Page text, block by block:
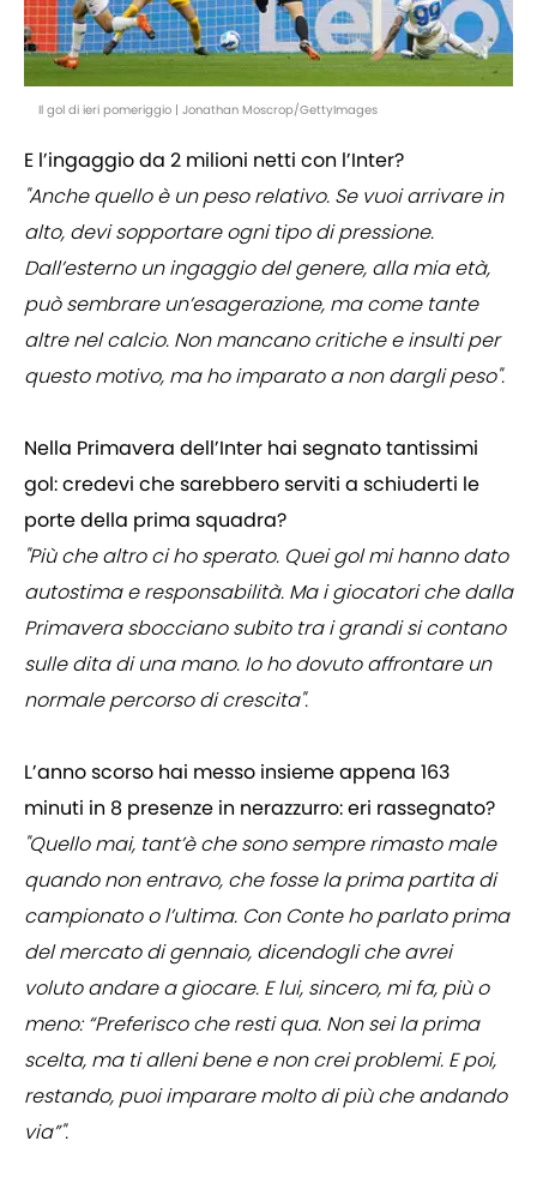
Il gol di ieri pomeriggio | Jonathan Moscrop/GettyImages
E l’ingaggio da 2 milioni netti con l’Inter?
"Anche quello è un peso relativo. Se vuoi arrivare in
alto, devi sopportare ogni tipo di pressione.
Dall’esterno un ingaggio del genere, alla mia età,
può sembrare un’esagerazione, ma come tante
altre nel calcio. Non mancano critiche e insulti per
questo motivo, ma ho imparato a non dargli peso".
Nella Primavera dell’Inter hai segnato tantissimi
gol: credevi che sarebbero serviti a schiuderti le
porte della prima squadra?
"Più che altro ci ho sperato. Quei gol mi hanno dato
autostima e responsabilità. Ma i giocatori che dalla
Primavera sbocciano subito tra i grandi si contano
sulle dita di una mano. Io ho dovuto affrontare un
normale percorso di crescita".
L’anno scorso hai messo insieme appena 163
minuti in 8 presenze in nerazzurro: eri rassegnato?
"Quello mai, tant’è che sono sempre rimasto male
quando non entravo, che fosse la prima partita di
campionato o l’ultima. Con Conte ho parlato prima
del mercato di gennaio, dicendogli che avrei
voluto andare a giocare. E lui, sincero, mi fa, più o
meno: “Preferisco che resti qua. Non sei la prima
scelta, ma ti alleni bene e non crei problemi. E poi,
restando, puoi imparare molto di più che andando
via”".